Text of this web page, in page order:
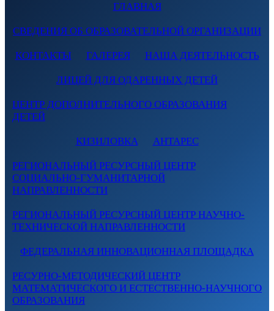
ГЛАВНАЯ
СВЕДЕНИЯ ОБ ОБРАЗОВАТЕЛЬНОЙ ОРГАНИЗАЦИИ
КОНТАКТЫ ГАЛЕРЕЯ НАША ДЕЯТЕЛЬНОСТЬ
ЛИЦЕЙ ДЛЯ ОДАРЕННЫХ ДЕТЕЙ
ЦЕНТР ДОПОЛНИТЕЛЬНОГО ОБРАЗОВАНИЯ
ДЕТЕЙ
КИЗИЛОВКА АНТАРЕС
РЕГИОНАЛЬНЫЙ РЕСУРСНЫЙ ЦЕНТР
СОЦИАЛЬНО-ГУМАНИТАРНОЙ
НАПРАВЛЕННОСТИ
РЕГИОНАЛЬНЫЙ РЕСУРСНЫЙ ЦЕНТР НАУЧНО-
ТЕХНИЧЕСКОЙ НАПРАВЛЕННОСТИ
ФЕДЕРАЛЬНАЯ ИННОВАЦИОННАЯ ПЛОЩАДКА
РЕСУРНО-МЕТОДИЧЕСКИЙ ЦЕНТР
МАТЕМАТИЧЕСКОГО И ЕСТЕСТВЕННО-НАУЧНОГО
ОБРАЗОВАНИЯ